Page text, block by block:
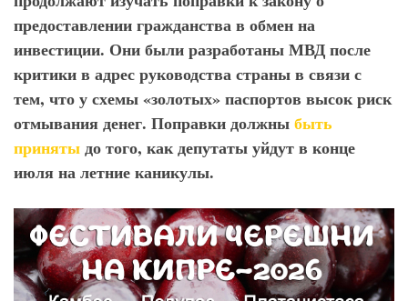
предоставлении гражданства в обмен на
инвестиции. Они были разработаны МВД после
критики в адрес руководства страны в связи с
тем, что у схемы «золотых» паспортов высок риск
отмывания денег. Поправки должныбыть
принятыдо того, как депутаты уйдут в конце
июля на летние каникулы.